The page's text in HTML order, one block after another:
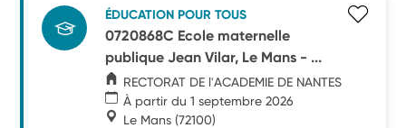
ÉDUCATION POUR TOUS
0720868C Ecole maternelle
publique Jean Vilar, Le Mans - ...
RECTORAT DE l'ACADEMIE DE NANTES
À partir du 1 septembre 2026
Le Mans (72100)